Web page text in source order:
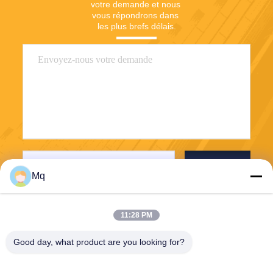
votre demande et nous
vous répondrons dans
les plus brefs délais.
Mq
11:28 PM
Good day, what product are you looking for?